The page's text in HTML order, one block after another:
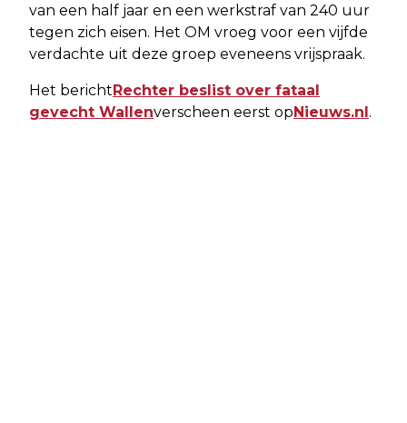
van een half jaar en een werkstraf van 240 uur
tegen zich eisen. Het OM vroeg voor een vijfde
verdachte uit deze groep eveneens vrijspraak.
Het bericht Rechter beslist over fataal
gevecht Wallenverscheen eerst op Nieuws.nl .